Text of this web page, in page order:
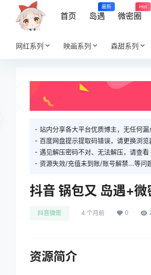
首页 岛遇
最新
微密圈
Hot
网红系列 映画系列 森甜系列
- 站内分享各大平台优质博主，无任何漏
- 百度网盘提示提取码错误，请更换浏览
- 遇见解压密码不对、无法解压，请查看
- 资源失效/充值未到账/账号解禁...等问
抖音 锅包又 岛遇+
抖音微密 4 个月前 0
资源简介